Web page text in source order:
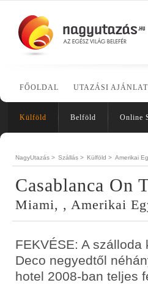
FŐOLDAL UTAZÁSI
Külföld Belföld Online
NagyUtazás > Szállás > Külföld > Amerikai
Casablanca
Miami, , Amerikai
FEKVÉSE: A
Deco negyedtől
hotel 2008-ban teljes